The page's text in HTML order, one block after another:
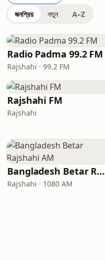
জনপ্রিয় নতুন A–Z
Radio Padma 99.2 FM
Rajshahi · 99.2 FM
Rajshahi FM
Rajshahi
Bangladesh Betar Rajshahi AM
Rajshahi · 1080 AM